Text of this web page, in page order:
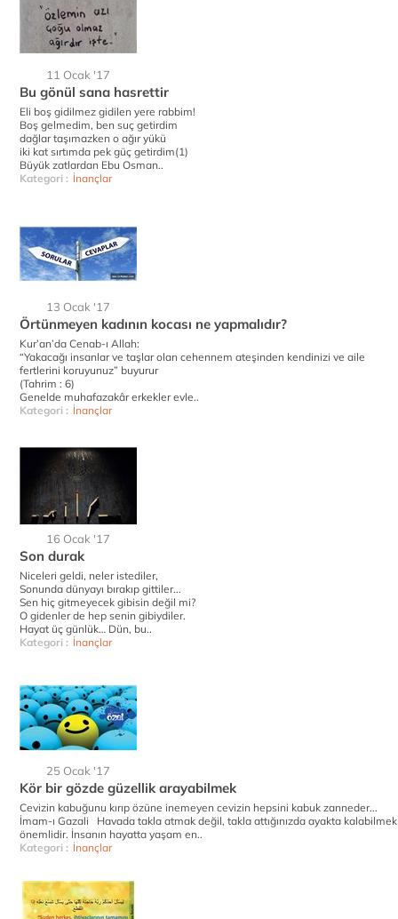
11 Ocak '17
Bu gönül sana hasrettir
Eli boş gidilmez gidilen yere rabbim!
Boş gelmedim, ben suç getirdim
dağlar taşımazken o ağır yükü
iki kat sırtımda pek güç getirdim(1)
Büyük zatlardan Ebu Osman..
Kategori : İnançlar
13 Ocak '17
Örtünmeyen kadının kocası ne yapmalıdır?
Kur’an’da Cenab-ı Allah:
“Yakacağı insanlar ve taşlar olan cehennem ateşinden kendinizi ve aile
fertlerini koruyunuz” buyurur
(Tahrim : 6)
Genelde muhafazakâr erkekler evle..
Kategori : İnançlar
16 Ocak '17
Son durak
Niceleri geldi, neler istediler,
Sonunda dünyayı bırakıp gittiler...
Sen hiç gitmeyecek gibisin değil mi?
O gidenler de hep senin gibiydiler.
Hayat üç günlük… Dün, bu..
Kategori : İnançlar
25 Ocak '17
Kör bir gözde güzellik arayabilmek
Cevizin kabuğunu kırıp özüne inemeyen cevizin hepsini kabuk zanneder...
İmam-ı Gazali Havada takla atmak değil, takla attığınızda ayakta kalabilmek
önemlidir. İnsanın hayatta yaşam en..
Kategori : İnançlar